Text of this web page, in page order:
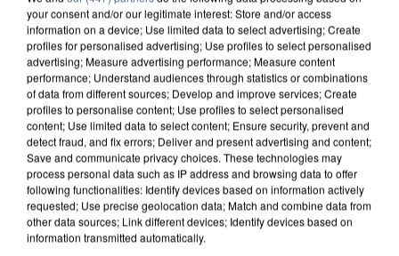
UN SECOND CADRE DE LA DZ MAFIA
your consent and/or our legitimate interest: Store and/or access
information on a device; Use limited data to select advertising; Create
profiles for personalised advertising; Use profiles to select personalised
advertising; Measure advertising performance; Measure content
performance; Understand audiences through statistics or combinations
of data from different sources; Develop and improve services; Create
profiles to personalise content; Use profiles to select personalised
content; Use limited data to select content; Ensure security, prevent and
detect fraud, and fix errors; Deliver and present advertising and content;
Save and communicate privacy choices. These technologies may
process personal data such as IP address and browsing data to offer
following functionalities: Identify devices based on information actively
requested; Use precise geolocation data; Match and combine data from
other data sources; Link different devices; Identify devices based on
information transmitted automatically.